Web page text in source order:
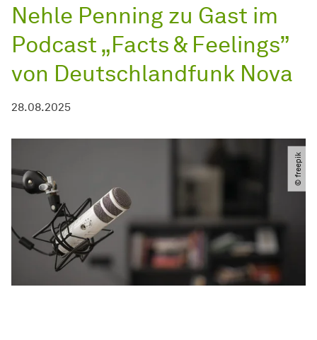
Nehle Penning zu Gast im
Podcast „Facts & Feelings”
von Deutschlandfunk Nova
28.08.2025
© freepik